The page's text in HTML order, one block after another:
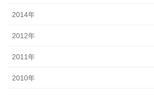
2014年
2012年
2011年
2010年